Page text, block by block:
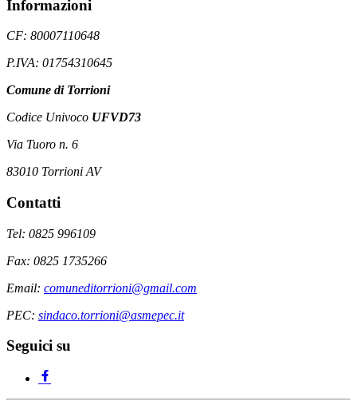
Informazioni
CF: 80007110648
P.IVA: 01754310645
Comune di Torrioni
Codice Univoco UFVD73
Via Tuoro n. 6
83010 Torrioni AV
Contatti
Tel: 0825 996109
Fax: 0825 1735266
Email: comuneditorrioni@gmail.com
PEC: sindaco.torrioni@asmepec.it
Seguici su